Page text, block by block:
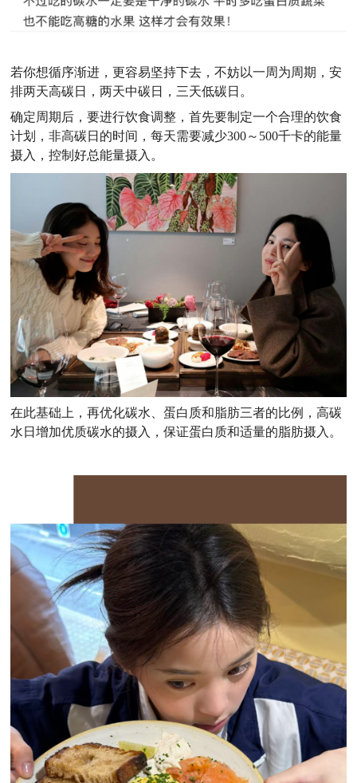
若你想循序渐进，更容易坚持下去，不妨以一周为周期，安
排两天高碳日，两天中碳日，三天低碳日。
确定周期后，要进行饮食调整，首先要制定一个合理的饮食
计划，非高碳日的时间，每天需要减少300～500千卡的能量
摄入，控制好总能量摄入。
在此基础上，再优化碳水、蛋白质和脂肪三者的比例，高碳
水日增加优质碳水的摄入，保证蛋白质和适量的脂肪摄入。